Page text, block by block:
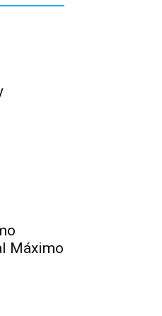
Máximo